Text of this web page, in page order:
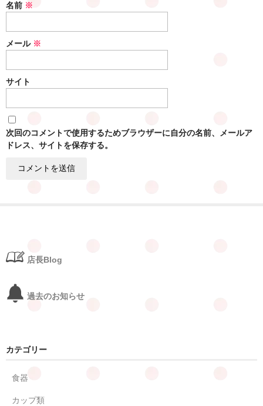
名前 ※
メール ※
サイト
次回のコメントで使用するためブラウザーに自分の名前、メールア
ドレス、サイトを保存する。
店長Blog
過去のお知らせ
カテゴリー
食器
カップ類